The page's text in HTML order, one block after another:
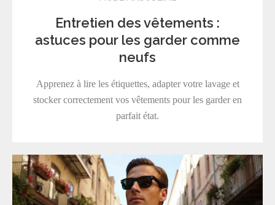
Entretien des vêtements :
astuces pour les garder comme
neufs
Apprenez à lire les étiquettes, adapter votre lavage et
stocker correctement vos vêtements pour les garder en
parfait état.